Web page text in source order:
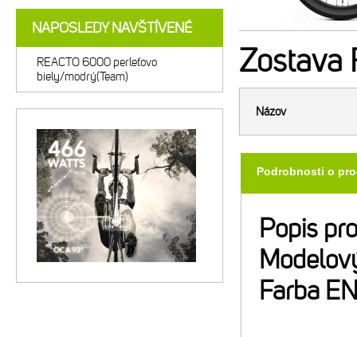
Zostava
Názov
Podrobnosti o
Popis
Farba
NAPOSLEDY NAVŠTÍVENÉ
REACTO 6000 perleťovo
biely/modrý(Team)